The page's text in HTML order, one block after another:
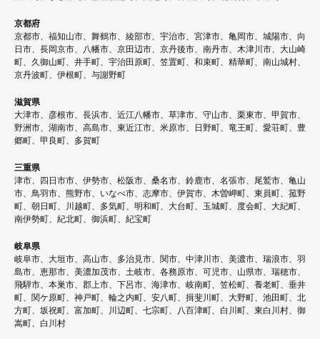
京都府
京都市、福知山市、舞鶴市、綾部市、宇治市、宮津市、亀岡市、城陽市、向
日市、長岡京市、八幡市、京田辺市、京丹後市、南丹市、木津川市、大山崎
町、久御山町、井手町、宇治田原町、笠置町、和束町、精華町、南山城村、
京丹波町、伊根町、与謝野町
滋賀県
大津市、彦根市、長浜市、近江八幡市、草津市、守山市、栗東市、甲賀市、
野洲市、湖南市、高島市、東近江市、米原市、日野町、竜王町、愛荘町、豊
郷町、甲良町、多賀町
三重県
津市、四日市市、伊勢市、松阪市、桑名市、鈴鹿市、名張市、尾鷲市、亀山
市、鳥羽市、熊野市、いなべ市、志摩市、伊賀市、木曽岬町、東員町、菰野
町、朝日町、川越町、多気町、明和町、大台町、玉城町、度会町、大紀町、
南伊勢町、紀北町、御浜町、紀宝町
岐阜県
岐阜市、大垣市、高山市、多治見市、関市、中津川市、美濃市、瑞浪市、羽
島市、恵那市、美濃加茂市、土岐市、各務原市、可児市、山県市、瑞穂市、
飛騨市、本巣市、郡上市、下呂市、海津市、岐南町、笠松町、養老町、垂井
町、関ケ原町、神戸町、輪之内町、安八町、揖斐川町、大野町、池田町、北
方町、坂祝町、富加町、川辺町、七宗町、八百津町、白川町、東白川村、御
嵩町、白川村